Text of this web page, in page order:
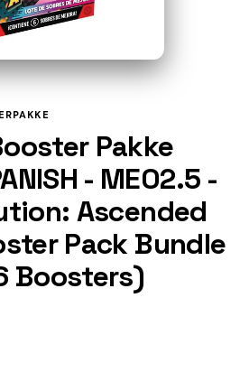
Pakke
- ME02.5 -
Ascended
Pack Bundle
Boosters)